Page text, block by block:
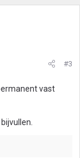
#3
vast